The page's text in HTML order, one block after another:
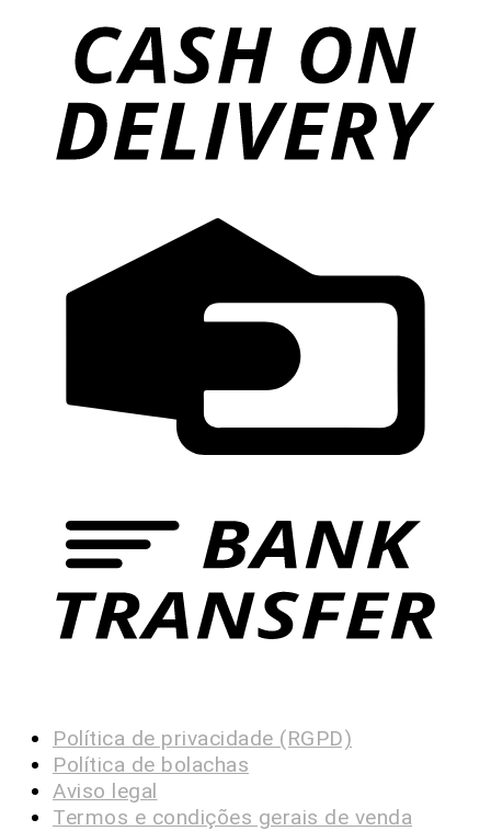
Política de privacidade (RGPD)
Política de bolachas
Aviso legal
Termos e condições gerais de venda